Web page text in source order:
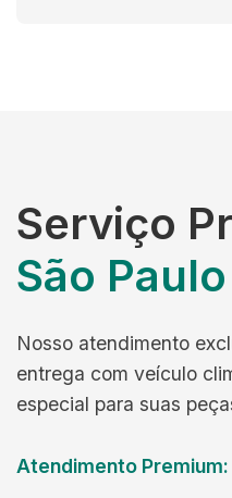
Serviço
São Paulo
Nosso atendimento
entrega com veículo
especial para suas
Atendimento Premium: